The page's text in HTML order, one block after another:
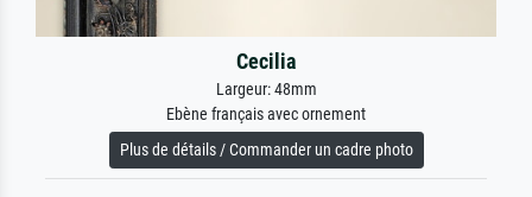
Cecilia
Largeur: 48mm
Ebène français avec ornement
Plus de détails / Commander un cadre photo